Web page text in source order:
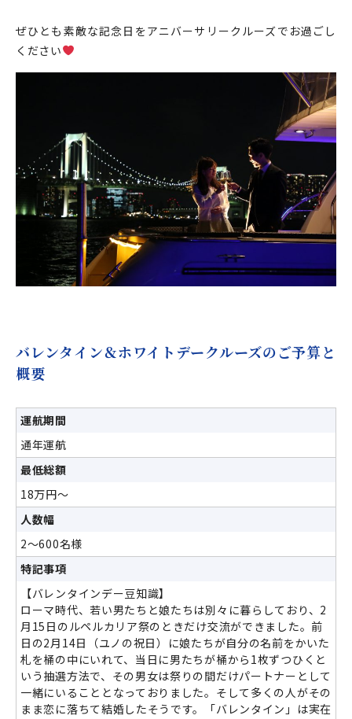
ぜひとも素敵な記念日をアニバーサリークルーズでお過ごし
ください
バレンタイン＆ホワイトデークルーズのご予算と
概要
運航期間
通年運航
最低総額
18万円～
人数幅
2～600名様
特記事項
【バレンタインデー豆知識】
ローマ時代、若い男たちと娘たちは別々に暮らしており、2
月15日のルペルカリア祭のときだけ交流ができました。前
日の2月14日（ユノの祝日）に娘たちが自分の名前をかいた
札を桶の中にいれて、当日に男たちが桶から1枚ずつひくと
いう抽選方法で、その男女は祭りの間だけパートナーとして
一緒にいることとなっておりました。そして多くの人がその
まま恋に落ちて結婚したそうです。「バレンタイン」は実在